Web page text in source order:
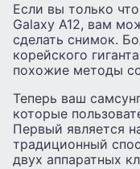
Если вы только
Galaxy A12, вам
сделать снимок.
корейского
похожие методы
Теперь ваш
которые
Первый является
традиционный
двух аппаратных